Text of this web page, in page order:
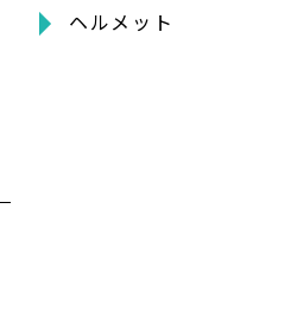
ヘルメット